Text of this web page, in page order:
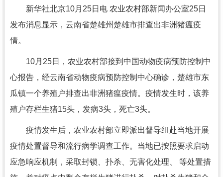
新华社北京10月25日电 农业农村部新闻办公室25日
发布消息显示，云南省楚雄州楚雄市排查出非洲猪瘟疫
情。
10月25日，农业农村部接到中国动物疫病预防控制中
心报告，经云南省动物疫病预防控制中心确诊，楚雄市东
瓜镇一个养殖户排查出非洲猪瘟疫情。疫情发生时，该养
殖户存栏生猪15头，发病3头，死亡3头。
疫情发生后，农业农村部立即派出督导组赴当地开展
疫情处置督导和流行病学调查工作。当地已按照要求启动
应急响应机制，采取封锁、扑杀、无害化处理、 等处置措